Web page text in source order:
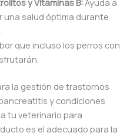
y Vitaminas B:Ayuda a
una salud óptima durante
que incluso los perros con
la gestión de trastornos
y condiciones
tu veterinario para
es el adecuado para la